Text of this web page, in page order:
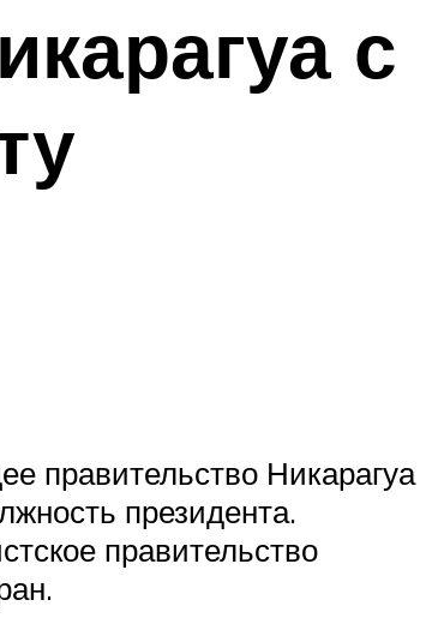
с
правительство Никарагуа
президента.
правительство